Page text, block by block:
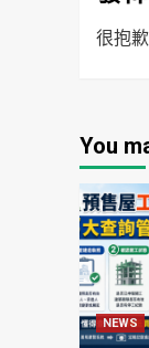
很抱
You
NEWS